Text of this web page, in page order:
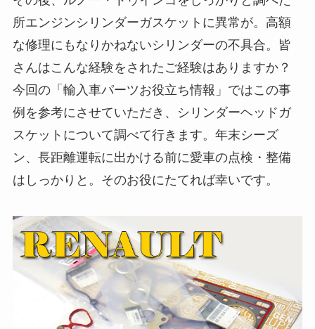
所エンジンシリンダーガスケットに異常が。高額
な修理にもなりかねないシリンダーの不具合。皆
さんはこんな経験をされたご経験はありますか？
今回の「輸入車パーツお役立ち情報」ではこの事
例を参考にさせていただき、シリンダーヘッドガ
スケットについて調べて行きます。年末シーズ
ン、長距離運転に出かける前に愛車の点検・整備
はしっかりと。そのお役にたてれば幸いです。